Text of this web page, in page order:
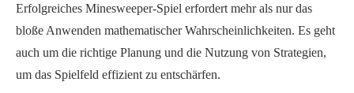
Erfolgreiches Minesweeper-Spiel erfordert mehr als nur das
bloße Anwenden mathematischer Wahrscheinlichkeiten. Es geht
auch um die richtige Planung und die Nutzung von Strategien,
um das Spielfeld effizient zu entschärfen.